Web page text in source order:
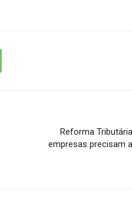
Reforma
empresas precisam